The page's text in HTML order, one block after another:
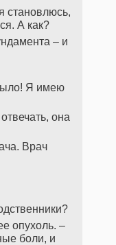
становлюсь,
А как?
– и
Я имею
она
Врач
опухоль. –
боли, и